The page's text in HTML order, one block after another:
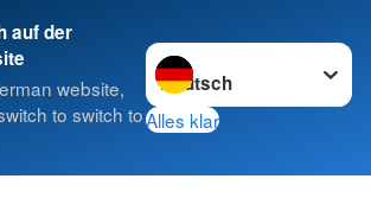
auf der
website,
to switch to
Sprache wechseln zu
Alles klar